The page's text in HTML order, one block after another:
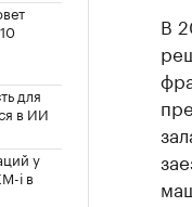
для
в ИИ
у
i в
В